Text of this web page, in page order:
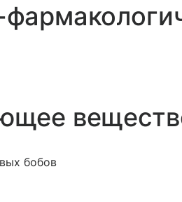
бобов